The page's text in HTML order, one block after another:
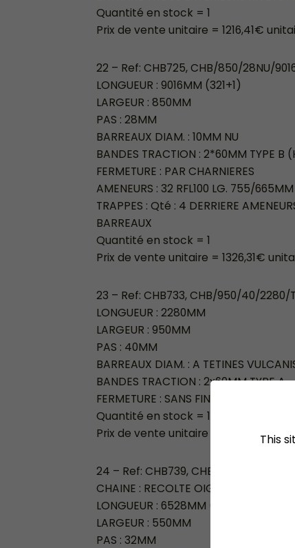
Quantité en stock = 1
Prix de vente unitaire = 1216,41€
22 – Ref: CHB725, CHB/850/28NU/
LONGUEUR : 9016MM (321+1)
LARGEUR : 850MM
PAS : 28MM
BARREAUX DIAM. : 10MM NU
BANDES TRACTION : 2*60MM TYPE B
FERMETURE : PAR CHARNIERES
AMENEURS : 32 RFL100 LG. 755/665MM
TRAPPES : Qté : 4 DERRIERE
BARREAUX
Quantité en stock = 1
Prix de vente unitaire = 1326,31€
23 – Ref: CHB733, CHB/950/40/2280/
LONGUEUR : 2280MM
LARGEUR : 950MM
PAS : 40MM
BARREAUX DIAM. : A TETINES
BANDES TRACTION : 2x60MM TYPE A
FERMETURE : SANS FIN
Quantité en stock = 1
Prix de vente unitaire = 712,13€
24 – Ref: CHB739, CHB/550/32NU/
CHAINE : RECOLTE OIGNONS CSS3
LONGUEUR : 6528MM (203+1)
LARGEUR : 550MM
PAS : 32MM
This